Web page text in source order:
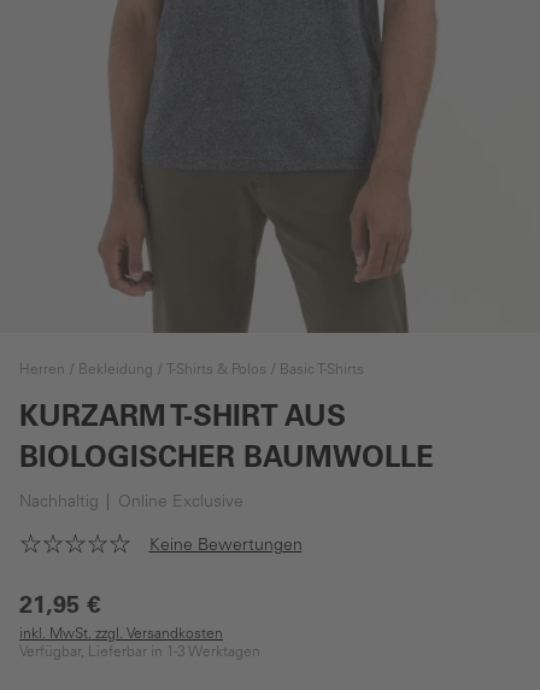
Herren Bekleidung T-Shirts & Polos Basic T-Shirts
KURZARM T-SHIRT AUS
BIOLOGISCHER BAUMWOLLE
Nachhaltig Online Exclusive
Keine Bewertungen
21,95 €
inkl. MwSt. zzgl. Versandkosten
Verfügbar, Lieferbar in 1-3 Werktagen